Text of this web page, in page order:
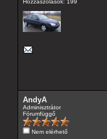
Hozzászólások: 199
AndyA
Adminisztrátor
Fórumfüggő
Nem elérhető